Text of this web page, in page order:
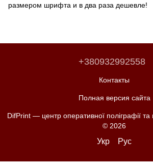
размером шрифта и в два раза дешевле!
+380932992558
Контакты
Полная версия сайта
DifPrint — центр оперативної поліграфії
© 2026
Укр Рус